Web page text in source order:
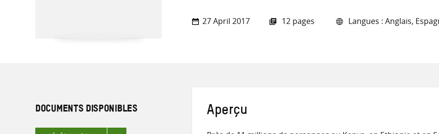
27 April 2017 12 pages Langues : Anglais,
DOCUMENTS DISPONIBLES Aperçu